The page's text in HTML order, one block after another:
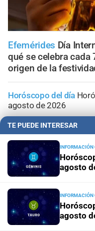
Efemérides Día
qué se celebra cada
origen de la
Horóscopo del día
agosto de 2026
de agosto de 2026
Horóscopo del día
07 de agosto de 2026
Horóscopo del día
de agosto de 2026
TE PUEDE INTERESAR
INFORMACIÓN
agosto
INFORMACIÓN
agosto